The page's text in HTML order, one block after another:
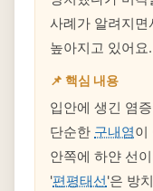
사례가 알려지면
높아지고 있어요.
📌 핵심 내용
입안에 생긴 염
단순한 구내염이
안쪽에 하얀 선
'편평태선'은 방